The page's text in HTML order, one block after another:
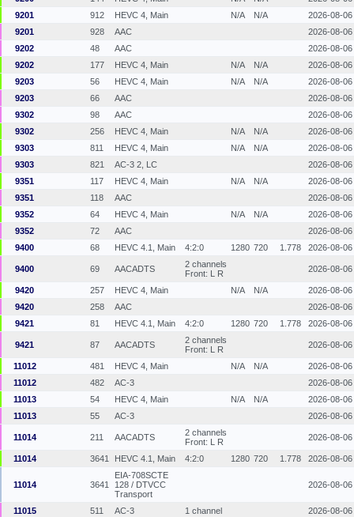
9201
912 HEVC 4, Main N/A N/A
2026-08-06
9201
928 AAC
2026-08-06
9202
48 AAC
2026-08-06
9202
177 HEVC 4, Main N/A N/A
2026-08-06
9203
56 HEVC 4, Main N/A N/A
2026-08-06
9203
66 AAC
2026-08-06
9302
98 AAC
2026-08-06
9302
256 HEVC 4, Main N/A N/A
2026-08-06
9303
811 HEVC 4, Main N/A N/A
2026-08-06
9303
821 AC-3 2, LC
2026-08-06
9351
117 HEVC 4, Main N/A N/A
2026-08-06
9351
118 AAC
2026-08-06
9352
64 HEVC 4, Main N/A N/A
2026-08-06
9352
72 AAC
2026-08-06
9400
68 HEVC 4.1, Main 4:2:0 1280 720 1.778 2026-08-06
9400 69 AACADTS
2 channels
Front: L R
2026-08-06
9420 257 HEVC 4, Main N/A N/A
2026-08-06
9420
258 AAC
2026-08-06
9421
81 HEVC 4.1, Main 4:2:0 1280 720 1.778 2026-08-06
9421 87 AACADTS
2 channels
Front: L R
2026-08-06
11012 481 HEVC 4, Main N/A N/A
2026-08-06
11012
482 AC-3
2026-08-06
11013
54 HEVC 4, Main N/A N/A
2026-08-06
11013
55 AC-3 2026-08-06
11014 211 AACADTS
2 channels
Front: L R
2026-08-06
11014 3641 HEVC 4.1, Main 4:2:0 1280 720 1.778 2026-08-06
11014 3641
EIA-708SCTE
128 / DTVCC
Transport
2026-08-06
11015 511 AC-3 1 channel
2026-08-06